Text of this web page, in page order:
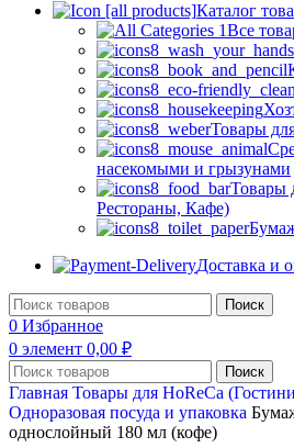
Каталог
Все
Товары
насекомыми и грызунами
Товары
Рестораны, Кафе)
Доставка и
Поиск
0 Избранное
0 элемент 0,00 ₽
Поиск
Главная Товары для HoReCa
Одноразовая посуда и упаковка
однослойный 180 мл (кофе)